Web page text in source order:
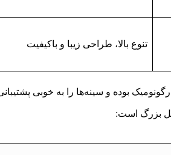
تنوع بالا، طراحی زیبا و باکیفیت
بوده و سینه‌ها را به خوبی
بزرگ است: